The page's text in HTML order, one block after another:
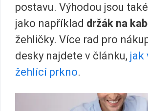
postavu. Výhodou jsou také
jako například držák na
žehličky. Více rad pro
desky najdete v článku, jak
žehlící prkno.